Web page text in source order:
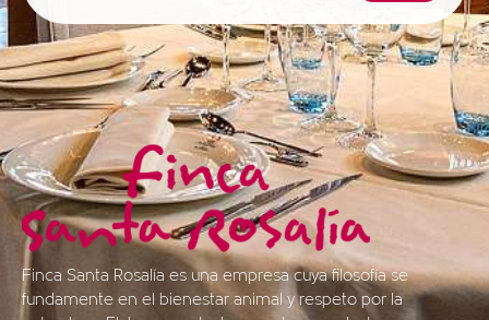
Finca Santa Rosalía es una empresa cuya filosofía se
fundamente en el bienestar animal y respeto por la